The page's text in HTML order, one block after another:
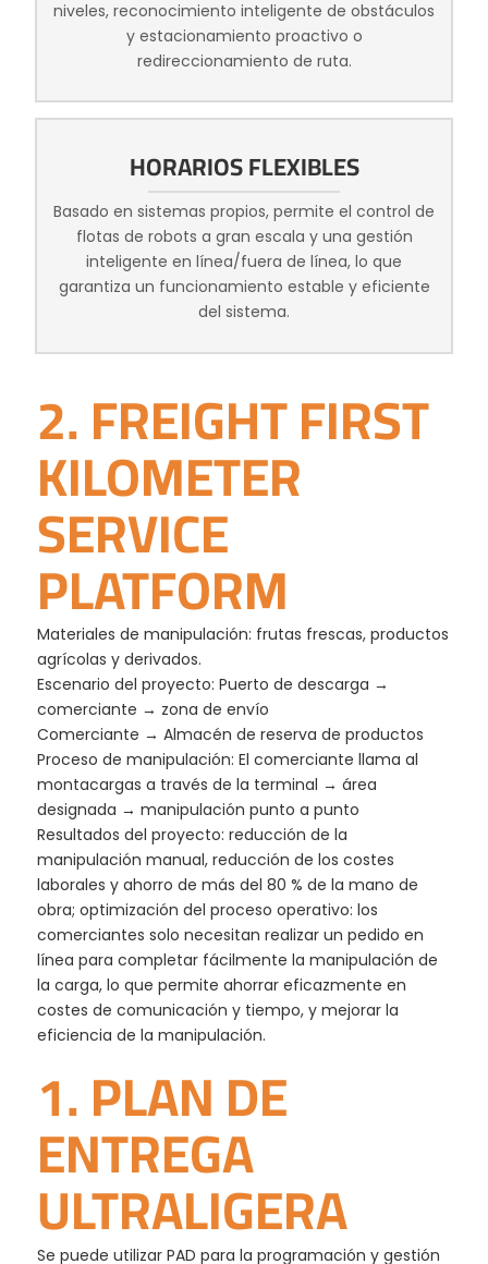
niveles, reconocimiento inteligente de obstáculos
y estacionamiento proactivo o
redireccionamiento de ruta.
HORARIOS FLEXIBLES
Basado en sistemas propios, permite el control de
flotas de robots a gran escala y una gestión
inteligente en línea/fuera de línea, lo que
garantiza un funcionamiento estable y eficiente
del sistema.
1. PLAN DE
ENTREGA
ULTRALIGERA
Se puede utilizar PAD para la programación y gestión
2. FREIGHT FIRST
KILOMETER
SERVICE
PLATFORM
Materiales de manipulación: frutas frescas, productos
agrícolas y derivados.
Escenario del proyecto: Puerto de descarga →
comerciante → zona de envío
Comerciante → Almacén de reserva de productos
Proceso de manipulación: El comerciante llama al
montacargas a través de la terminal → área
designada → manipulación punto a punto
Resultados del proyecto: reducción de la
manipulación manual, reducción de los costes
laborales y ahorro de más del 80 % de la mano de
obra; optimización del proceso operativo: los
comerciantes solo necesitan realizar un pedido en
línea para completar fácilmente la manipulación de
la carga, lo que permite ahorrar eficazmente en
costes de comunicación y tiempo, y mejorar la
eficiencia de la manipulación.